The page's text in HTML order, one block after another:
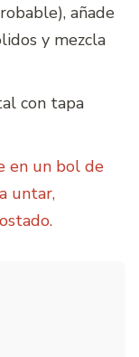
añade
y mezcla
con tapa
en un bol de
untar,